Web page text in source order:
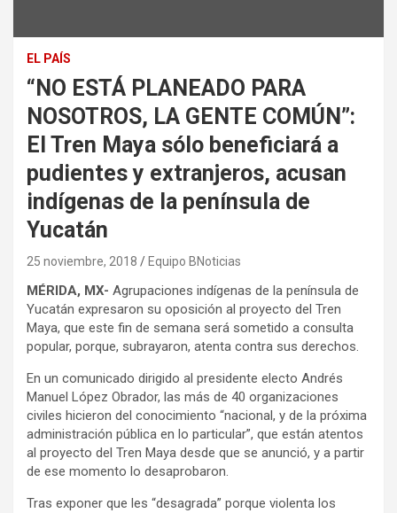
EL PAÍS
“NO ESTÁ PLANEADO PARA
NOSOTROS, LA GENTE COMÚN”:
El Tren Maya sólo beneficiará a
pudientes y extranjeros, acusan
indígenas de la península de
Yucatán
25 noviembre, 2018 Equipo BNoticias
MÉRIDA, MX- Agrupaciones indígenas de la península de
Yucatán expresaron su oposición al proyecto del Tren
Maya, que este fin de semana será sometido a consulta
popular, porque, subrayaron, atenta contra sus derechos.
En un comunicado dirigido al presidente electo Andrés
Manuel López Obrador, las más de 40 organizaciones
civiles hicieron del conocimiento “nacional, y de la próxima
administración pública en lo particular”, que están atentos
al proyecto del Tren Maya desde que se anunció, y a partir
de ese momento lo desaprobaron.
Tras exponer que les “desagrada” porque violenta los